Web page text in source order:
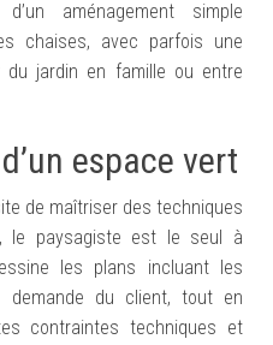
aménagement simple
chaises, avec parfois une
jardin en famille ou entre
espace vert
de maîtriser des techniques
le paysagiste est le seul à
les plans incluant les
demande du client, tout en
contraintes techniques et